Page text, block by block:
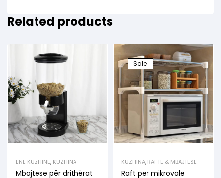
Related products
ENE KUZHINE, KUZHINA
Mbajtese për drithërat
Sale!
KUZHINA, RAFTE & MBAJTESE
Raft per mikrovale